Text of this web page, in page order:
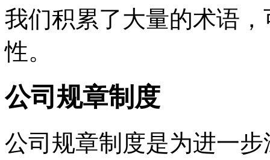
我们积累了大量的术语
性。
公司规章制度
公司规章制度是为进一